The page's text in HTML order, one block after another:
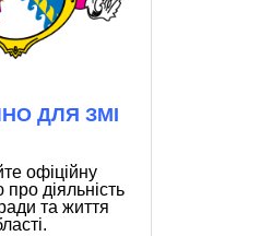
ДЛЯ ЗМІ
офіційну
діяльність
та життя